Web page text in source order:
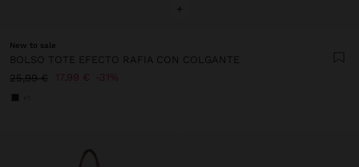
+
New to sale
BOLSO TOTE EFECTO RAFIA CON COLGANTE
25,99 €
17,99 € 31%